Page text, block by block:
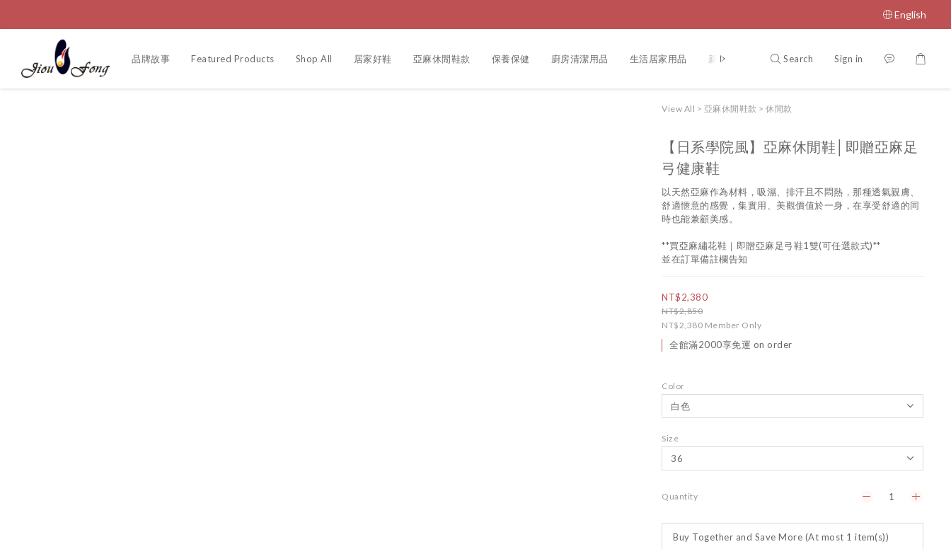
English
品牌故事 Featured Products Shop All 居家好鞋 亞麻休閒鞋款 保養保健 廚房清潔用品 生活居家用品 新用戶註冊/會員登入Search Sign in
View All > 亞麻休閒鞋款 > 休閒款
【日系學院風】亞麻休閒鞋│即贈亞麻足
弓健康鞋
以天然亞麻作為材料，吸濕、排汗且不悶熱，那種透氣親膚、
舒適愜意的感覺，集實用、美觀價值於一身，在享受舒適的同
時也能兼顧美感。
**買亞麻繡花鞋｜即贈亞麻足弓鞋1雙(可任選款式)**
並在訂單備註欄告知
NT$2,380
NT$2,850
NT$2,380 Member Only
全館滿2000享免運 on order
Color
Size
Quantity
Buy Together and Save More (At most 1 item(s))